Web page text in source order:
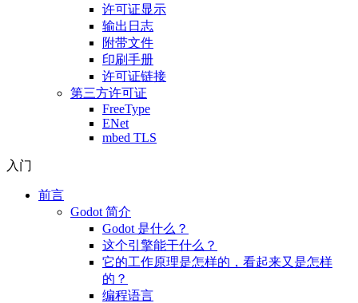
许可证显示
输出日志
附带文件
印刷手册
许可证链接
第三方许可证
FreeType
ENet
mbed TLS
入门
前言
Godot 简介
Godot 是什么？
这个引擎能干什么？
它的工作原理是怎样的，看起来又是怎样
的？
编程语言